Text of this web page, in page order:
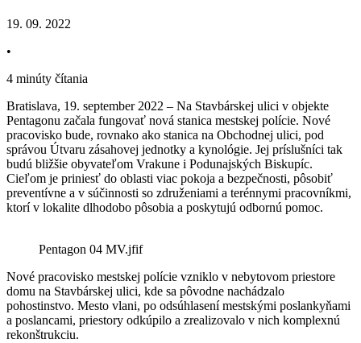
19. 09. 2022
•
4 minúty čítania
Bratislava, 19. september 2022 – Na Stavbárskej ulici v objekte
Pentagonu začala fungovať nová stanica mestskej polície. Nové
pracovisko bude, rovnako ako stanica na Obchodnej ulici, pod
správou Útvaru zásahovej jednotky a kynológie. Jej príslušníci tak
budú bližšie obyvateľom Vrakune i Podunajských Biskupíc.
Cieľom je priniesť do oblasti viac pokoja a bezpečnosti, pôsobiť
preventívne a v súčinnosti so združeniami a terénnymi pracovníkmi,
ktorí v lokalite dlhodobo pôsobia a poskytujú odbornú pomoc.
Pentagon 04 MV.jfif
Nové pracovisko mestskej polície vzniklo v nebytovom priestore
domu na Stavbárskej ulici, kde sa pôvodne nachádzalo
pohostinstvo. Mesto vlani, po odsúhlasení mestskými poslankyňami
a poslancami, priestory odkúpilo a zrealizovalo v nich komplexnú
rekonštrukciu.